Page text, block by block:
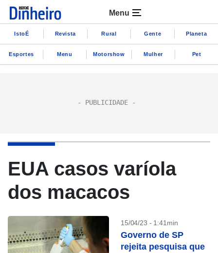
Menu
IstoÉ Revista Rural Gente Planeta
Esportes Menu Motorshow Mulher Pet
EUA casos varíola
dos macacos
15/04/23 - 1:41min
Governo de SP
rejeita pesquisa que